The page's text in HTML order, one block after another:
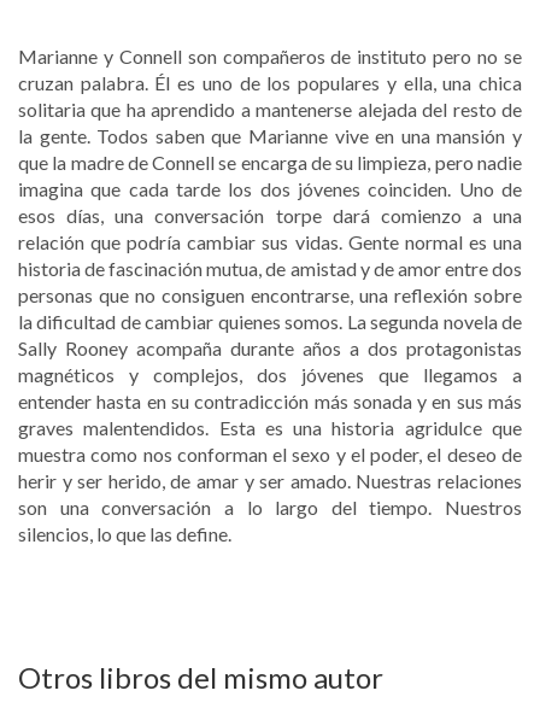
Marianne y Connell son compañeros de instituto pero no se
cruzan palabra. Él es uno de los populares y ella, una chica
solitaria que ha aprendido a mantenerse alejada del resto de
la gente. Todos saben que Marianne vive en una mansión y
que la madre de Connell se encarga de su limpieza, pero nadie
imagina que cada tarde los dos jóvenes coinciden. Uno de
esos días, una conversación torpe dará comienzo a una
relación que podría cambiar sus vidas. Gente normal es una
historia de fascinación mutua, de amistad y de amor entre dos
personas que no consiguen encontrarse, una reflexión sobre
la dificultad de cambiar quienes somos. La segunda novela de
Sally Rooney acompaña durante años a dos protagonistas
magnéticos y complejos, dos jóvenes que llegamos a
entender hasta en su contradicción más sonada y en sus más
graves malentendidos. Esta es una historia agridulce que
muestra como nos conforman el sexo y el poder, el deseo de
herir y ser herido, de amar y ser amado. Nuestras relaciones
son una conversación a lo largo del tiempo. Nuestros
silencios, lo que las define.
Otros libros del mismo autor